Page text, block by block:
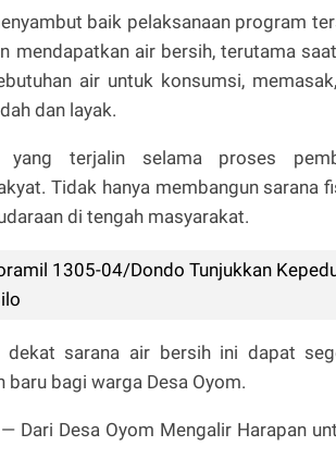
baik pelaksanaan program
mendapatkan air bersih, terutama
air untuk konsumsi,
dan layak.
yang terjalin selama proses
Tidak hanya membangun sarana
di tengah masyarakat.
1305-04/Dondo Tunjukkan
dekat sarana air bersih ini dapat
bagi warga Desa Oyom.
Dari Desa Oyom Mengalir Harapan